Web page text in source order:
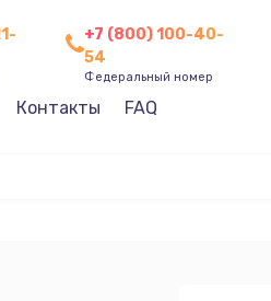
+7 (800) 100-40-
54
Федеральный номер
Контакты FAQ